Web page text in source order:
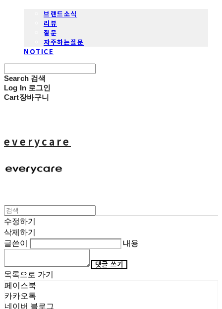
브랜드소식
리뷰
질문
자주하는질문
NOTICE
Search 검색
Log In 로그인
Cart장바구니
everycare
수정하기
삭제하기
글쓴이
내용
댓글 쓰기
목록으로 가기
페이스북
카카오톡
네이버 블로그